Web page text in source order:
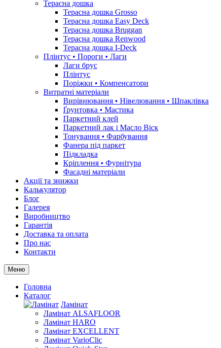
Терасна дошка
Терасна дошка Grosso
Терасна дошка Easy Deck
Терасна дошка Bruggan
Терасна дошка Renwood
Терасна дошка I-Deck
Плінтус • Пороги • Лаги
Лаги брус
Плінтус
Поріжки • Компенсатори
Витратні матеріали
Вирівнювання • Нівелювання • Шпаклівка
Ґрунтовкa • Мастика
Паркетний клей
Паркетний лак і Масло Віск
Тонування • Фарбування
Фанера під паркет
Підкладка
Кріплення • Фурнітура
Фасадні матеріали
Акції та знижки
Калькулятор
Блог
Галерея
Виробництво
Гарантія
Доставка та оплата
Про нас
Контакти
Меню
Головна
Каталог
Ламінат
Ламінат ALSAFLOOR
Ламінат HARO
Ламінат EXCELLENT
Ламінат VarioClic